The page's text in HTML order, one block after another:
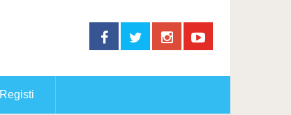
Registi